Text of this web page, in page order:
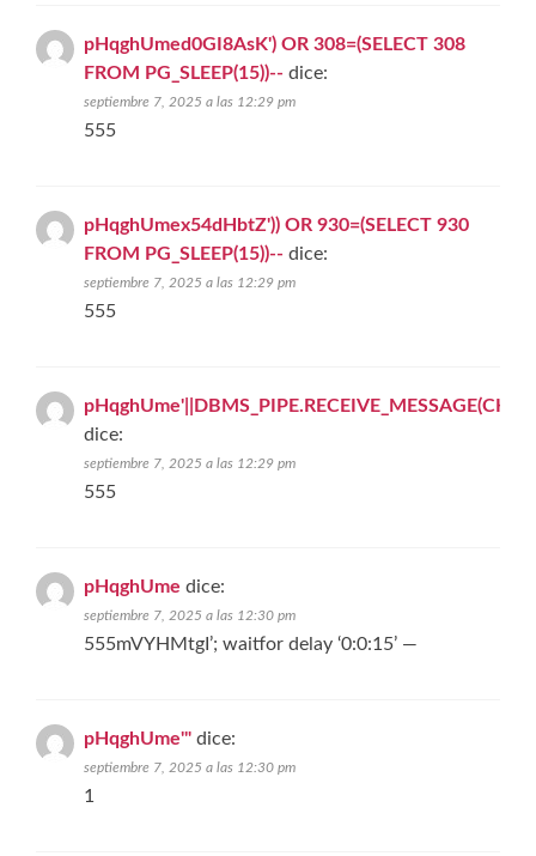
pHqghUmed0GI8AsK') OR 308=(SELECT 308
FROM PG_SLEEP(15))-- dice:
septiembre 7, 2025 a las 12:29 pm
555
pHqghUmex54dHbtZ')) OR 930=(SELECT 930
FROM PG_SLEEP(15))-- dice:
septiembre 7, 2025 a las 12:29 pm
555
dice:
septiembre 7, 2025 a las 12:29 pm
555
pHqghUme dice:
septiembre 7, 2025 a las 12:30 pm
555mVYHMtgI’; waitfor delay ‘0:0:15’ —
pHqghUme'" dice:
septiembre 7, 2025 a las 12:30 pm
1